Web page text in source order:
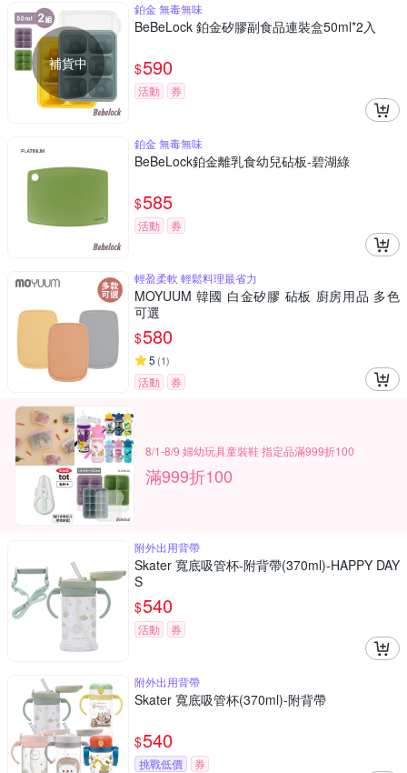
補貨中
鉑金 無毒無味
BeBeLock 鉑金矽膠副食品連裝盒50ml*2入
$590
活動 券
鉑金 無毒無味
BeBeLock鉑金離乳食幼兒砧板-碧湖綠
$585
活動 券
輕盈柔軟 輕鬆料理最省力
MOYUUM 韓國 白金矽膠 砧板 廚房用品 多色
可選
$580
5 (1)
活動 券
8/1-8/9 婦幼玩具童裝鞋 指定品滿999折100
滿999折100
附外出用背帶
Skater 寬底吸管杯-附背帶(370ml)-HAPPY DAY
S
$540
活動 券
附外出用背帶
Skater 寬底吸管杯(370ml)-附背帶
$540
挑戰低價 券